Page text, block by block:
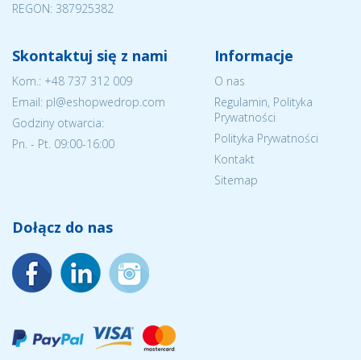
REGON: 387925382
Skontaktuj się z nami
Kom.: +48 737 312 009
Email: pl@eshopwedrop.com
Godziny otwarcia:
Pn. - Pt. 09:00-16:00
Informacje
O nas
Regulamin, Polityka
Prywatności
Polityka Prywatności
Kontakt
Sitemap
Dołącz do nas